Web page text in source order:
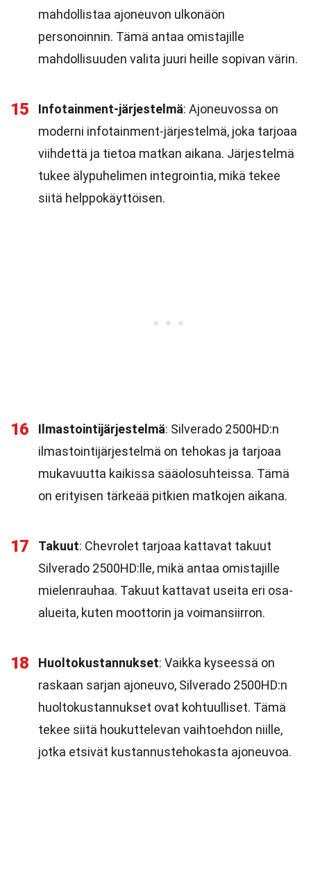
mahdollistaa ajoneuvon ulkonäön
personoinnin. Tämä antaa omistajille
mahdollisuuden valita juuri heille sopivan värin.
15 Infotainment-järjestelmä: Ajoneuvossa on
moderni infotainment-järjestelmä, joka tarjoaa
viihdettä ja tietoa matkan aikana. Järjestelmä
tukee älypuhelimen integrointia, mikä tekee
siitä helppokäyttöisen.
16 Ilmastointijärjestelmä: Silverado 2500HD:n
ilmastointijärjestelmä on tehokas ja tarjoaa
mukavuutta kaikissa sääolosuhteissa. Tämä
on erityisen tärkeää pitkien matkojen aikana.
17 Takuut: Chevrolet tarjoaa kattavat takuut
Silverado 2500HD:lle, mikä antaa omistajille
mielenrauhaa. Takuut kattavat useita eri osa-
alueita, kuten moottorin ja voimansiirron.
18 Huoltokustannukset: Vaikka kyseessä on
raskaan sarjan ajoneuvo, Silverado 2500HD:n
huoltokustannukset ovat kohtuulliset. Tämä
tekee siitä houkuttelevan vaihtoehdon niille,
jotka etsivät kustannustehokasta ajoneuvoa.